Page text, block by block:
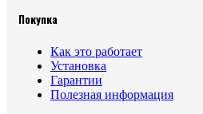
Покупка
Как это работает
Установка
Гарантии
Полезная информация